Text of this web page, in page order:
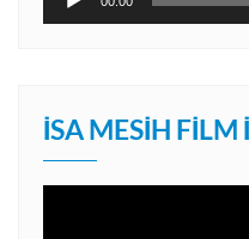
İSA MESIH FILM